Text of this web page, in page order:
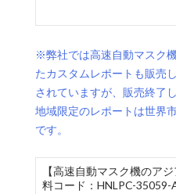
※弊社では高速自動マスク
たカスタムレポートも販売
されていますが、販売終了
地域限定のレポートは世界
です。
【高速自動マスク機のア
料コード：HNLPC-35059-